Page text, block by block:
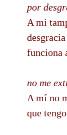
por
A mi
funciona
no me
A mí no
que